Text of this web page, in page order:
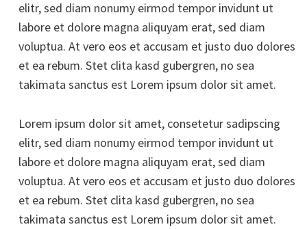
elitr, sed diam nonumy eirmod tempor invidunt ut
labore et dolore magna aliquyam erat, sed diam
voluptua. At vero eos et accusam et justo duo dolores
et ea rebum. Stet clita kasd gubergren, no sea
takimata sanctus est Lorem ipsum dolor sit amet.
Lorem ipsum dolor sit amet, consetetur sadipscing
elitr, sed diam nonumy eirmod tempor invidunt ut
labore et dolore magna aliquyam erat, sed diam
voluptua. At vero eos et accusam et justo duo dolores
et ea rebum. Stet clita kasd gubergren, no sea
takimata sanctus est Lorem ipsum dolor sit amet.